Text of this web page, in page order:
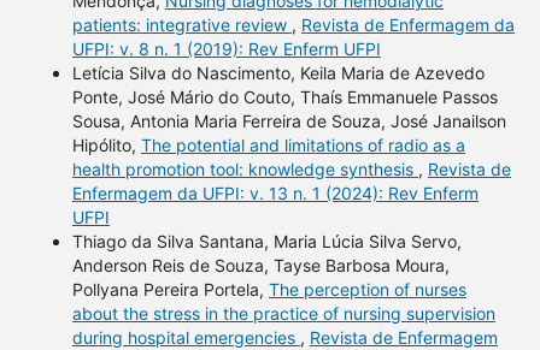
patients: integrative review , Revista de Enfermagem da
UFPI: v. 8 n. 1 (2019): Rev Enferm UFPI
Letícia Silva do Nascimento, Keila Maria de Azevedo
Ponte, José Mário do Couto, Thaís Emmanuele Passos
Sousa, Antonia Maria Ferreira de Souza, José Janailson
Hipólito, The potential and limitations of radio as a
health promotion tool: knowledge synthesis , Revista de
Enfermagem da UFPI: v. 13 n. 1 (2024): Rev Enferm
UFPI
Thiago da Silva Santana, Maria Lúcia Silva Servo,
Anderson Reis de Souza, Tayse Barbosa Moura,
Pollyana Pereira Portela, The perception of nurses
about the stress in the practice of nursing supervision
during hospital emergencies , Revista de Enfermagem